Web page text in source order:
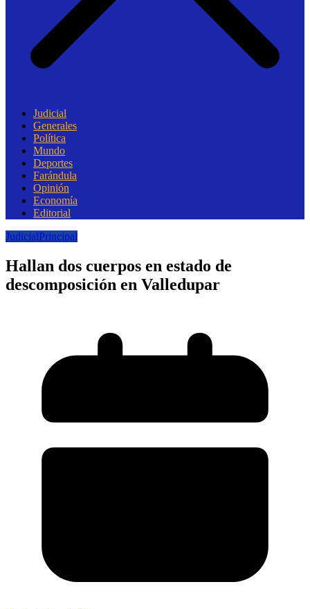
Judicial
Generales
Política
Mundo
Deportes
Farándula
Opinión
Economía
Editorial
JudicialPrincipal
Hallan dos cuerpos en estado de
descomposición en Valledupar